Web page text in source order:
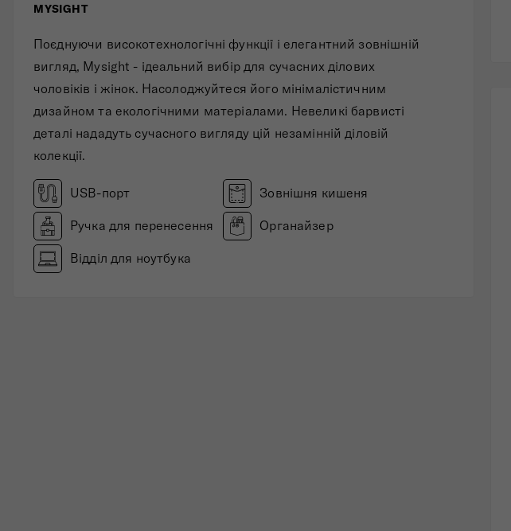
Дивитись все
MYSIGHT
Поєднуючи високотехнологічні функції і елегантний зовнішній
вигляд, Mysight - ідеальний вибір для сучасних ділових
чоловіків і жінок. Насолоджуйтеся його мінімалістичним
дизайном та екологічними матеріалами. Невеликі барвисті
деталі нададуть сучасного вигляду цій незамінній діловій
колекції.
USB-порт Зовнішня кишеня
Ручка для перенесення Органайзер
Відділ для ноутбука